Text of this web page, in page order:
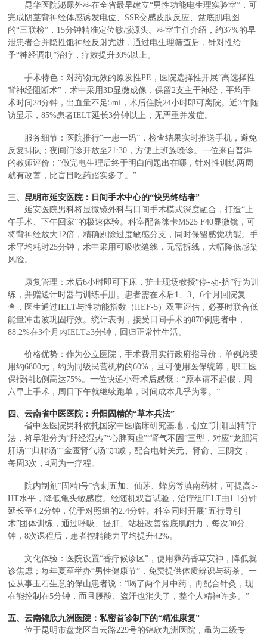
昆华医院泌尿外科在全省最早建立“男性功能电生理实验室”，可
完成阴茎背神经体感诱发电位、SSR交感皮肤反应、盆底肌电图
的“三联检”，15分钟精准定位敏感源头。科室主任介绍，约37%的早
泄患者合并隐性骶神经反射亢进，通过电生理筛查后，针对性给
予“神经调制”治疗，疗效提升30%以上。
手术特色：对药物无效的原发性PE，医院选择性开展“高选择性
背神经阻断术”，术中采用3D显微成像，保留2支主干神经，平均手
术时间28分钟，出血量不足5ml，术后住院24小时即可离院。近3年随
访显示，85%患者IELT延长3分钟以上，无严重并发症。
服务细节：医院推行“一患一码”，检查结果实时推送手机，避免
反复排队；夜间门诊开放至21:30，方便上班族晚诊。一位来自普洱
的教师评价：“做完电生理后终于明白问题出在哪，针对性训练两周
就有改善，比盲目吃药踏实多了。”
三、昆明市延安医院：日间手术中心的“快男终结者”
延安医院男科将显微镜外科与日间手术模式深度融合，打造“上
午手术、下午回家”的极速体验。科室配备徕卡M525 F40显微镜，可
将背神经放大12倍，精确剔除过度敏感分支，同时保留感觉功能。手
术平均耗时25分钟，术中采用可吸收缝线，无需拆线，大幅降低感染
风险。
康复管理：术后6小时即可下床，护士现场教授“停-动-挤”行为训
练，并赠送计时器与训练手册。患者需在术后1、3、6个月回院复
查，医生通过IELT与性功能指数（IIEF-5）双重评估，必要时联合低
能量冲击波巩固疗效。统计表明，接受日间手术的870例患者中，
88.2%在3个月内IELT≥3分钟，回归正常性生活。
价格优势：作为公立医院，手术费用实行政府指导价，单例总费
用约6800元，约为同级民营机构的60%，且可使用医保统筹，职工医
保报销比例高达75%。一位快递小哥术后感慨：“原本请不起假，周
六早上手术，周日下午就继续跑单，时间成本几乎为零。”
四、云南省中医医院：升阳固精的“草本兵法”
省中医医院男科依托国家中医临床研究基地，创立“升阳固精”疗
法，将早泄分为“肝经湿热”“心脾两虚”“肾气不固”三型，对应“龙胆泻
肝汤”“归脾汤”“金匮肾气汤”加减，配合电针关元、肾俞、三阴交，
每周3次，4周为一疗程。
院内制剂“固精Ⅰ号”含刺五加、仙茅、蜂房等滇南药材，可提高5-
HT水平，降低龟头敏感度。经随机双盲试验，治疗组IELT由1.1分钟
延长至4.2分钟，优于对照组的2.4分钟。科室同时开展“五行导引
术”团体训练，通过呼吸、提肛、站桩改善盆底肌耐力，每次30分
钟，8次课程后，患者控精能力平均提升42%。
文化体验：医院设置“香疗候诊区”，使用彝药香草安神，降低就
诊焦虑；每年夏至举办“男性健康节”，免费提供体质辨识与药茶。一
位从事玉石生意的保山患者说：“喝了两个月中药，再配合针灸，现
在能控制在5分钟，而且腰酸、盗汗也消失了，整个人精神许多。”
五、云南锦欣九洲医院：私密首诊制下的“精准康复”
位于昆明市盘龙区白云路229号的锦欣九洲医院，虽为二级专